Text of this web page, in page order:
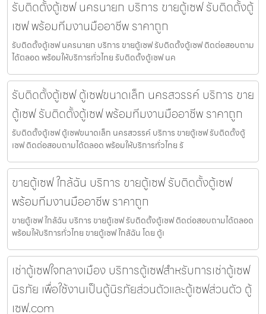
รับติดตั้งตู้เซฟ นครนายก บริการ ขายตู้เซฟ รับติดตั้งตู้
เซฟ พร้อมทีมงานมืออาชีพ ราคาถูก
รับติดตั้งตู้เซฟ นครนายก บริการ ขายตู้เซฟ รับติดตั้งตู้เซฟ ติดต่อสอบถาม
ได้ตลอด พร้อมให้บริการทั่วไทย รับติดตั้งตู้เซฟ นค
รับติดตั้งตู้เซฟ ตู้เซฟขนาดเล็ก นครสวรรค์ บริการ ขาย
ตู้เซฟ รับติดตั้งตู้เซฟ พร้อมทีมงานมืออาชีพ ราคาถูก
รับติดตั้งตู้เซฟ ตู้เซฟขนาดเล็ก นครสวรรค์ บริการ ขายตู้เซฟ รับติดตั้งตู้
เซฟ ติดต่อสอบถามได้ตลอด พร้อมให้บริการทั่วไทย รั
ขายตู้เซฟ ใกล้ฉัน บริการ ขายตู้เซฟ รับติดตั้งตู้เซฟ
พร้อมทีมงานมืออาชีพ ราคาถูก
ขายตู้เซฟ ใกล้ฉัน บริการ ขายตู้เซฟ รับติดตั้งตู้เซฟ ติดต่อสอบถามได้ตลอด
พร้อมให้บริการทั่วไทย ขายตู้เซฟ ใกล้ฉัน โดย ตู้เ
เช่าตู้เซฟใจกลางเมือง บริการตู้เซฟสำหรับการเช่าตู้เซฟ
นิรภัย เพื่อใช้งานเป็นตู้นิรภัยส่วนตัวและตู้เซฟส่วนตัว ตู้
เซฟ.com